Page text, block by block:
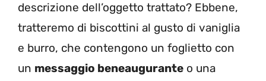
descrizione dell’oggetto trattato? Ebbene,
tratteremo di biscottini al gusto di vaniglia
e burro, che contengono un foglietto con
un messaggio beneaugurante o una